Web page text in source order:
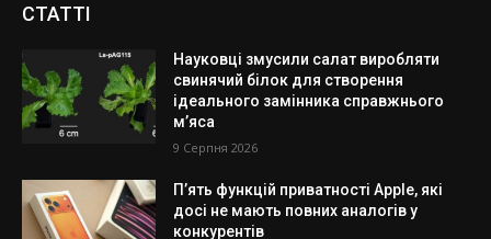
СТАТТІ
Науковці змусили салат виробляти
свинячий білок для створення
ідеального замінника справжнього
м’яса
9 Серпня 2026
П’ять функцій приватності Apple, які
досі не мають повних аналогів у
конкурентів